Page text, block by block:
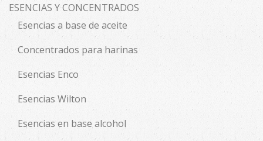
ESENCIAS Y CONCENTRADOS
Esencias a base de aceite
Concentrados para harinas
Esencias Enco
Esencias Wilton
Esencias en base alcohol